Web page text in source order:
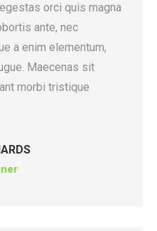
orci quis magna
ante, nec
a enim elementum,
Maecenas sit
morbi tristique